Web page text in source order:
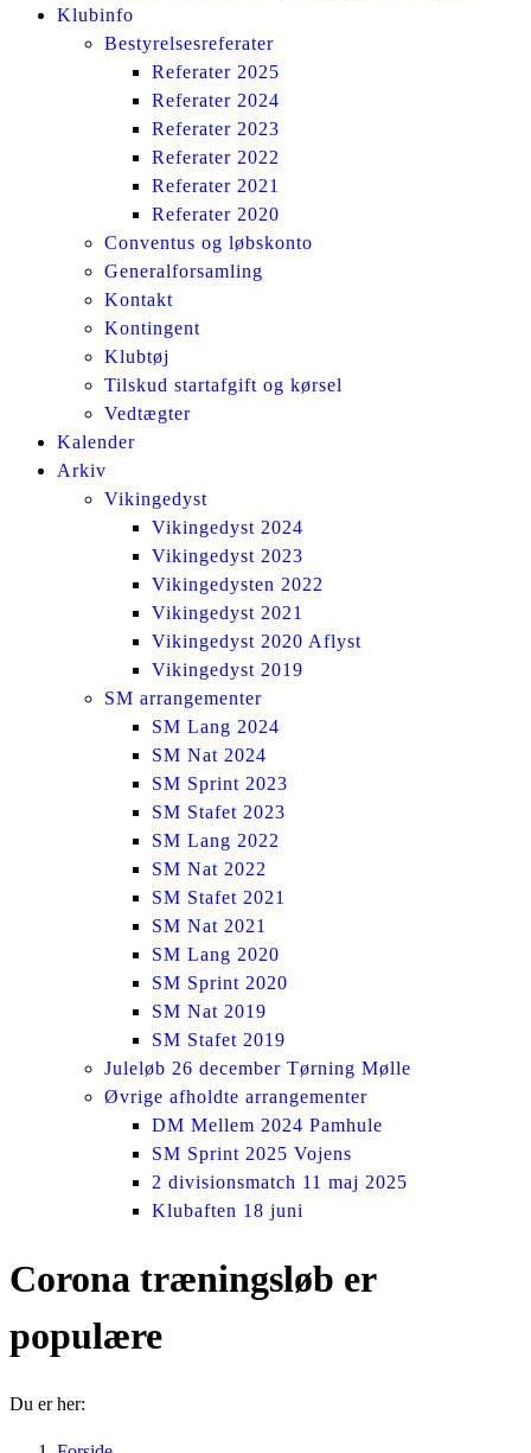
Klubinfo
Bestyrelsesreferater
Referater 2025
Referater 2024
Referater 2023
Referater 2022
Referater 2021
Referater 2020
Conventus og løbskonto
Generalforsamling
Kontakt
Kontingent
Klubtøj
Tilskud startafgift og kørsel
Vedtægter
Kalender
Arkiv
Vikingedyst
Vikingedyst 2024
Vikingedyst 2023
Vikingedysten 2022
Vikingedyst 2021
Vikingedyst 2020 Aflyst
Vikingedyst 2019
SM arrangementer
SM Lang 2024
SM Nat 2024
SM Sprint 2023
SM Stafet 2023
SM Lang 2022
SM Nat 2022
SM Stafet 2021
SM Nat 2021
SM Lang 2020
SM Sprint 2020
SM Nat 2019
SM Stafet 2019
Juleløb 26 december Tørning Mølle
Øvrige afholdte arrangementer
DM Mellem 2024 Pamhule
SM Sprint 2025 Vojens
2 divisionsmatch 11 maj 2025
Klubaften 18 juni
Corona træningsløb er
populære
Du er her: